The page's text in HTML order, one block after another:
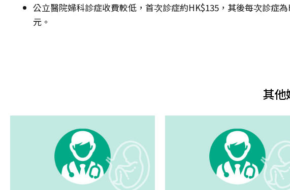
公立醫院婦科診症收費較低，首次診症約HK$135，其後每次診症
元。
其他